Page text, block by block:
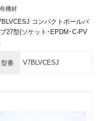
機材
コンパクトボールバ
27型(ソケット･EPDM･C-PV
型番 V7BLVCESJ